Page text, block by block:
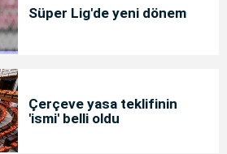
Süper Lig'de yeni dönem
Çerçeve yasa teklifinin
'ismi' belli oldu